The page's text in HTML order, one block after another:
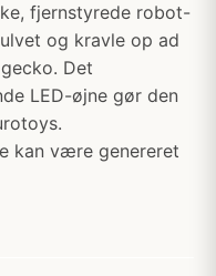
fjernstyrede robot-
og kravle op ad
Det
LED-øjne gør den
kan være genereret